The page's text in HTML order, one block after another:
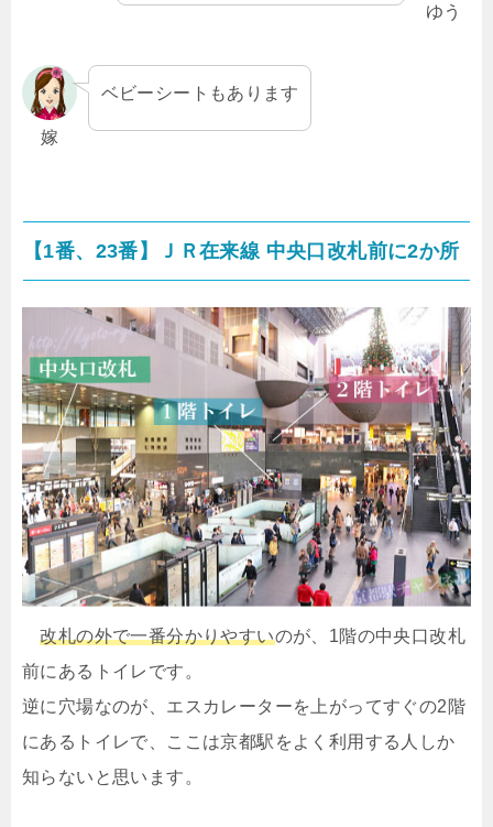
ゆう
嫁
ベビーシートもあります
【1番、23番】ＪＲ在来線 中央口改札前に2か所
改札の外で一番分かりやすいのが、1階の中央口改札
前にあるトイレです。
逆に穴場なのが、エスカレーターを上がってすぐの2階
にあるトイレで、ここは京都駅をよく利用する人しか
知らないと思います。